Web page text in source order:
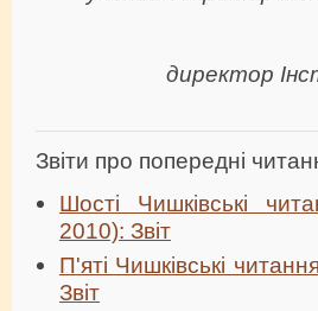
директор
Звіти про попередні
Шості Чишківські
2010): Звіт
П'яті Чишківські
Звіт